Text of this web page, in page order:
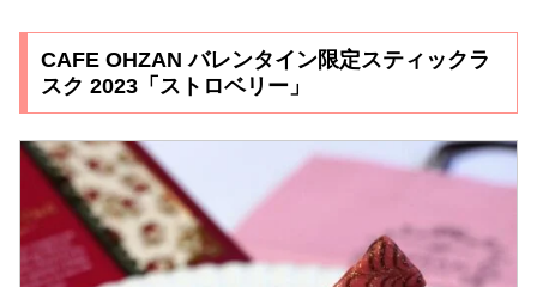
CAFE OHZAN バレンタイン限定スティックラ
スク 2023「ストロベリー」